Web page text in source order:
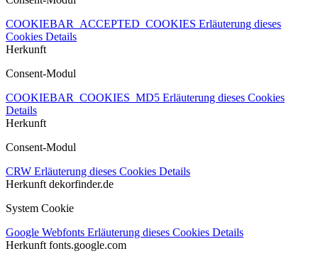
COOKIEBAR_ACCEPTED_COOKIES Erläuterung dieses
Cookies Details
Herkunft
Consent-Modul
COOKIEBAR_COOKIES_MD5 Erläuterung dieses Cookies
Details
Herkunft
Consent-Modul
CRW Erläuterung dieses Cookies Details
Herkunft dekorfinder.de
System Cookie
Google Webfonts Erläuterung dieses Cookies Details
Herkunft fonts.google.com